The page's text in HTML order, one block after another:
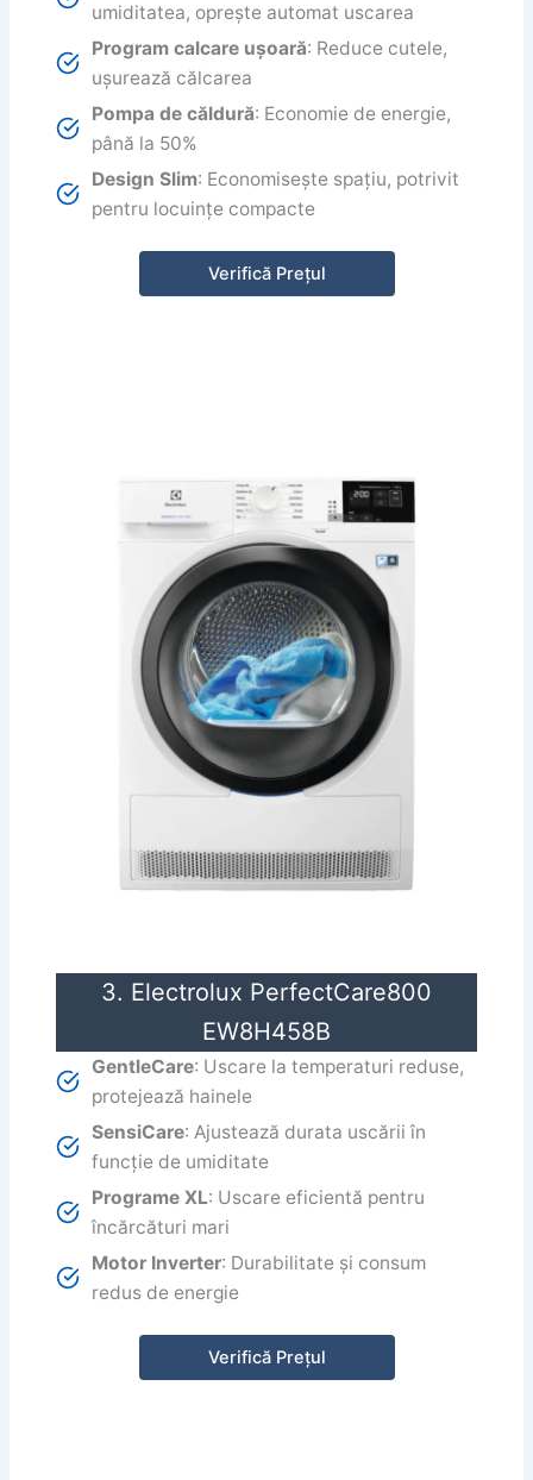
umiditatea, oprește automat uscarea
Program calcare ușoară: Reduce cutele,
ușurează călcarea
Pompa de căldură: Economie de energie,
până la 50%
Design Slim: Economisește spațiu, potrivit
pentru locuințe compacte
Verifică Prețul
3. Electrolux PerfectCare800
EW8H458B
GentleCare: Uscare la temperaturi reduse,
protejează hainele
SensiCare: Ajustează durata uscării în
funcție de umiditate
Programe XL: Uscare eficientă pentru
încărcături mari
Motor Inverter: Durabilitate și consum
redus de energie
Verifică Prețul